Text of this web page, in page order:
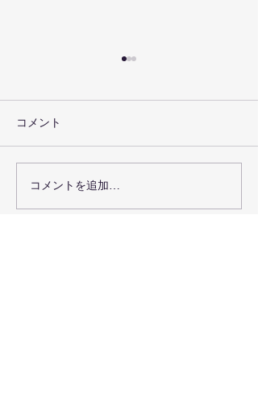
ドイツ訪問報告
コメント
コメントを追加…